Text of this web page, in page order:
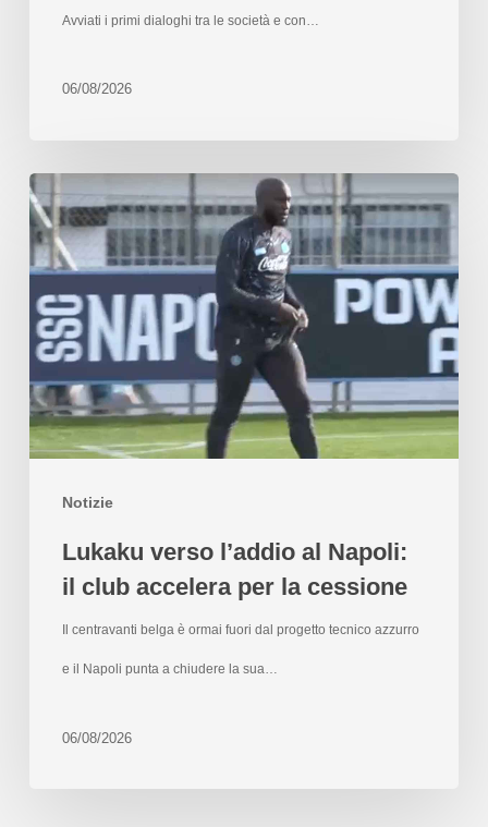
Avviati i primi dialoghi tra le società e con…
06/08/2026
Notizie
Lukaku verso l’addio al Napoli:
il club accelera per la cessione
Il centravanti belga è ormai fuori dal progetto tecnico azzurro
e il Napoli punta a chiudere la sua…
06/08/2026